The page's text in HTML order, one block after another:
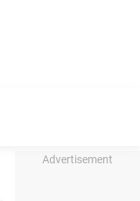
Advertisement